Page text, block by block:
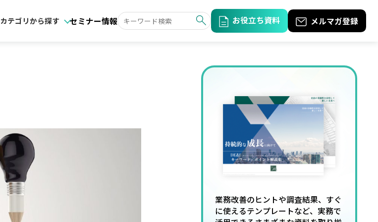
カテゴリから探す セミナー情報 お役立ち資料 メルマガ登録
業務改善のヒントや調査結果、すぐ
に使えるテンプレートなど、実務で